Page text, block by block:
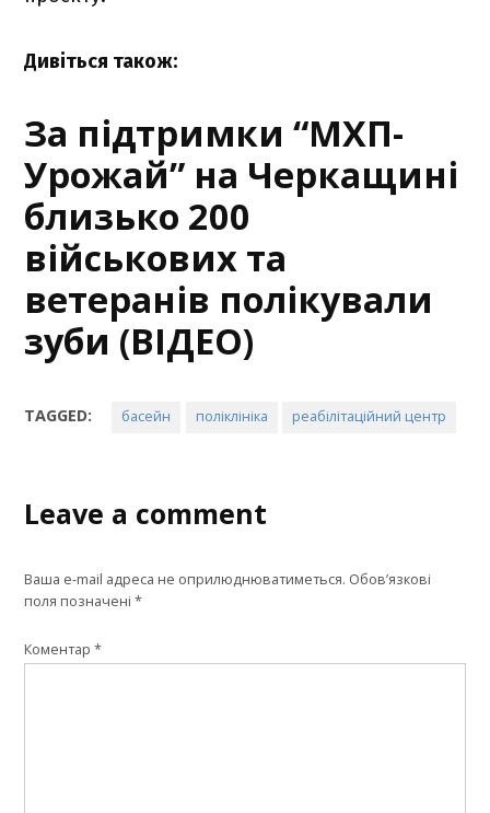
Дивіться також:
За підтримки “МХП-
Урожай” на Черкащині
близько 200
військових та
ветеранів полікували
зуби (ВІДЕО)
TAGGED: басейн поліклініка реабілітаційний центр
Leave a comment
Ваша e-mail адреса не оприлюднюватиметься. Обов’язкові
поля позначені*
Коментар*